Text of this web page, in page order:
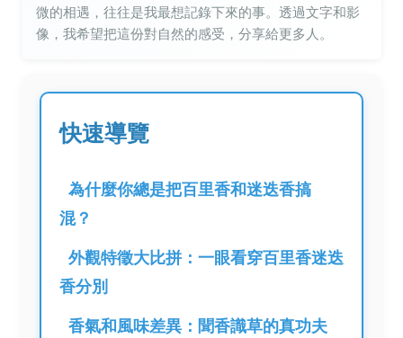
微的相遇，往往是我最想記錄下來的事。透過文字和影
像，我希望把這份對自然的感受，分享給更多人。
快速導覽
為什麼你總是把百里香和迷迭香搞
混？
外觀特徵大比拼：一眼看穿百里香迷迭
香分別
香氣和風味差異：聞香識草的真功夫